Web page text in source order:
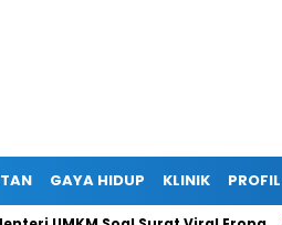
GAYA HIDUP KLINIK PROFIL